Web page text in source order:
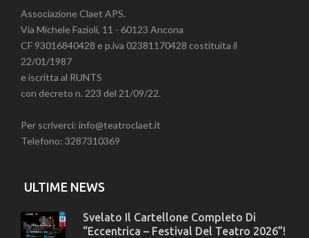
Associazione Claet APS.
Via Michele Fazioli, 11 - 60123 Ancona
CF 93016840428 e p.iva 02381170428 costituita il
22/01/1987
e iscritta al RUNTS
con decreto n. 223 del 21/09/22.
Per scriverci: info@teatroclaet.it
Telefono: 3287310369
ULTIME NEWS
Svelato Il Cartellone Completo Di
“Eccentrica – Festival Del Teatro 2026”!